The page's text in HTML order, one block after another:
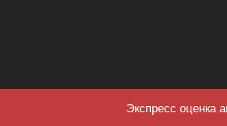
Экспресс оценка